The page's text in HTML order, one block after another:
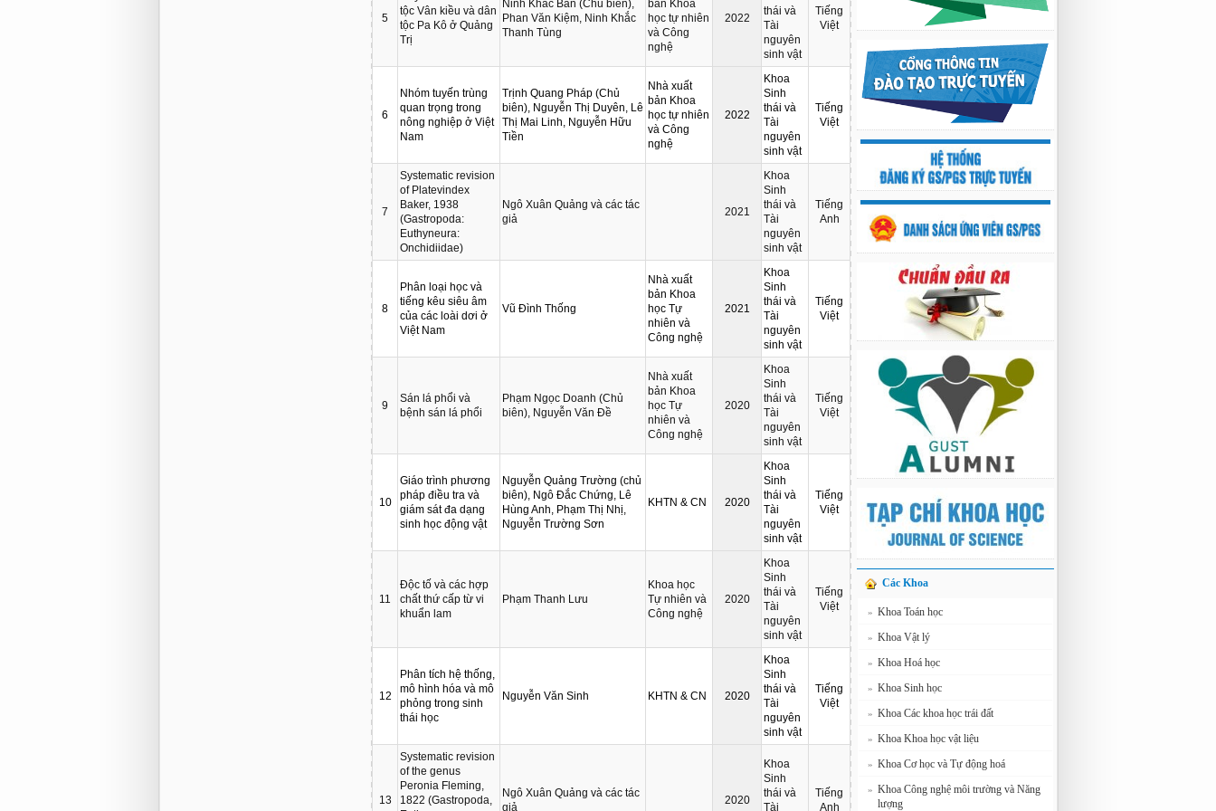
5
tộc Vân kiều và dân
tộc Pa Kô ở Quảng
Trị
Ninh Khắc Bản (Chủ biên),
Phan Văn Kiệm, Ninh Khắc
Thanh Tùng
bản Khoa
học tự nhiên
và Công
nghệ
2022
thái và
Tài
nguyên
sinh vật
Tiếng
Việt
6
Nhóm tuyến trùng
quan trọng trong
nông nghiệp ở Việt
Nam
Trịnh Quang Pháp (Chủ
biên), Nguyễn Thị Duyên, Lê
Thị Mai Linh, Nguyễn Hữu
Tiền
Nhà xuất
bản Khoa
học tự nhiên
và Công
nghệ
2022
Khoa
Sinh
thái và
Tài
nguyên
sinh vật
Tiếng
Việt
7
Systematic revision
of Platevindex
Baker, 1938
(Gastropoda:
Euthyneura:
Onchidiidae)
Ngô Xuân Quảng và các tác
giả
2021
Khoa
Sinh
thái và
Tài
nguyên
sinh vật
Tiếng
Anh
8
Phân loại học và
tiếng kêu siêu âm
của các loài dơi ở
Việt Nam
Vũ Đình Thống
Nhà xuất
bản Khoa
học Tự
nhiên và
Công nghệ
2021
Khoa
Sinh
thái và
Tài
nguyên
sinh vật
Tiếng
Việt
9
Sán lá phổi và
bệnh sán lá phổi
Phạm Ngọc Doanh (Chủ
biên), Nguyễn Văn Đề
Nhà xuất
bản Khoa
học Tự
nhiên và
Công nghệ
2020
Khoa
Sinh
thái và
Tài
nguyên
sinh vật
Tiếng
Việt
10
Giáo trình phương
pháp điều tra và
giám sát đa dạng
sinh học động vật
Nguyễn Quảng Trường (chủ
biên), Ngô Đắc Chứng, Lê
Hùng Anh, Phạm Thị Nhị,
Nguyễn Trường Sơn
KHTN & CN 2020
Khoa
Sinh
thái và
Tài
nguyên
sinh vật
Tiếng
Việt
11
Độc tố và các hợp
chất thứ cấp từ vi
khuẩn lam
Phạm Thanh Lưu
Khoa học
Tự nhiên và
Công nghệ
2020
Khoa
Sinh
thái và
Tài
nguyên
sinh vật
Tiếng
Việt
12
Phân tích hệ thống,
mô hình hóa và mô
phỏng trong sinh
thái học
Nguyễn Văn Sinh KHTN & CN 2020
Khoa
Sinh
thái và
Tài
nguyên
sinh vật
Tiếng
Việt
13
Systematic revision
of the genus
Peronia Fleming,
1822 (Gastropoda,
Ngô Xuân Quảng và các tác
giả
2020
Khoa
Sinh
thái và
Tài
Tiếng
Anh
02:22 23/07/2026
hướng vật thể độ chính xác cao dựa trên
từ kế và vật liệu biến hóa
9:33 sáng thứ hai, 03/08/2026
Các Khoa
» Khoa Toán học
» Khoa Vật lý
» Khoa Hoá học
» Khoa Sinh học
» Khoa Các khoa học trái đất
» Khoa Khoa học vật liệu
» Khoa Cơ học và Tự động hoá
» Khoa Công nghệ môi trường và Năng
lượng